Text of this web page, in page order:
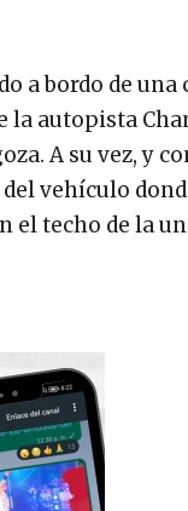
a bordo de una
autopista
A su vez, y
vehículo
techo de la